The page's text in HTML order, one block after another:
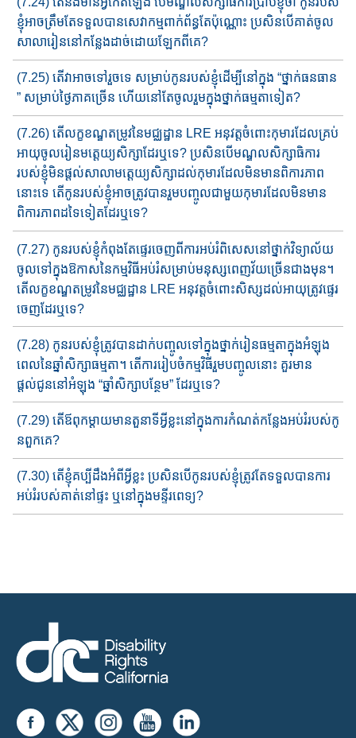
ខ្ញុំ​​អាចត្រឹម​តែទទួល​បាន​សេវាកម្ម​ពាក់ព័ន្ធ​តែប៉ុណ្ណោះ​ ប្រសិនបើគាត់​ចូល​
សាលារៀននៅកន្លែងដាច់ដោយឡែកពីគេ?
(7.25) តើវាអាចទៅរួចទេ សម្រាប់កូនរបស់ខ្ញុំដើម្បីនៅក្នុង “ថ្នាក់ធនធា​ន​
” សម្រា​ប់​​​ថ្ងៃភាគច្រើន ហើយនៅតែចូលរួមក្នុងថ្នាក់ធម្មតាទៀត?
(7.26) តើលក្ខខណ្ឌតម្រូវ​នៃ​មជ្ឈដ្ឋាន​ LRE អនុវត្តចំពោះកុមារដែល​គ្រប់​​​
អាយុចូល​រៀន​មត្តេយ្យសិក្សាដែរឬទេ? ប្រសិនបើមណ្ឌ​លសិក្សាធិកា​រ​
របស់ខ្ញុំមិនផ្តល់​សាលា​មត្តេយ្យសិក្សាដល់​កុមារ​ដែល​មិន​មាន​ពិការភា​ព​
នោះទេ​ តើកូនរបស់ខ្ញុំអាចត្រូវបាន​រួមបញ្ចូល​ជាមួយ​កុមារដែល​មិន​មាន​
ពិការភាពដ​ទៃ​ទៀត​ដែរឬទេ?
(7.27) កូនរបស់ខ្ញុំកំពុងតែផ្ទេរចេញពីការអប់រំពិសេសនៅថ្នាក់វិទ្យាល័យ
ចូល​ទៅក្នុង​ឱកាសនៃកម្មវិធីអប់រំ​សម្រាប់​មនុស្សពេញវ័យច្រើន​ជាង​មុន។
តើលក្ខខណ្ឌតម្រូវ​នៃ​មជ្ឈដ្ឋាន​ LRE អនុវត្តចំពោះ​សិស្សដល់​អាយុ​​ត្រូវផ្ទេរ
ចេញ​ដែរឬទេ?
(7.28) កូនរបស់ខ្ញុំត្រូវបានដាក់បញ្ចូលទៅក្នុងថ្នាក់រៀនធម្មតាក្នុង​អំ​ឡុង​
ពេលនៃឆ្នាំសិក្សាធម្មតា។ តើការរៀបចំ​កម្មវិធីរួមបញ្ចូលនោះ គួរ​មាន​
ផ្តល់ជូន​នៅអំឡុង​ “ឆ្នាំសិក្សាបន្ថែម​” ដែរឬទេ?
(7.29) តើឪពុកម្ដាយមានតួនាទីអ្វីខ្លះ​នៅ​​ក្នុងការកំណត់កន្លែងអប់រំ​របស់​​កូ​
នពួកគេ?
(7.30) តើខ្ញុំគប្បីដឹងអំពីអ្វីខ្លះ ប្រសិនបើកូនរប​ស់ខ្ញុំត្រូវ​តែទទួល​បាន​ការ​
អប់រំរបស់គាត់​នៅផ្ទះ ឬនៅក្នុង​មន្ទីរពេទ្យ​?